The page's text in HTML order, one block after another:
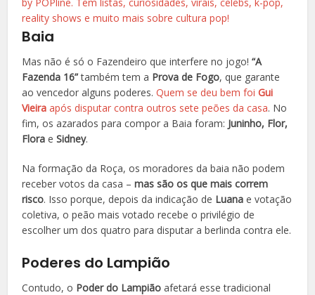
reality shows e muito mais sobre cultura pop!
Baia
Mas não é só o Fazendeiro que interfere no jogo!“A
Fazenda 16”também tem a Prova de Fogo, que garante
ao vencedor alguns poderes.Quem se deu bem foiGui
Vieiraapós disputar contra outros sete peões da casa. No
fim, os azarados para compor a Baia foram: Juninho, Flor,
Florae Sidney.
Na formação da Roça, os moradores da baia não podem
receber votos da casa –mas são os que mais correm
risco. Isso porque, depois da indicação de Luanae votação
coletiva, o peão mais votado recebe o privilégio de
escolher um dos quatro para disputar a berlinda contra ele.
Poderes do Lampião
Contudo, o Poder do Lampião afetará esse tradicional